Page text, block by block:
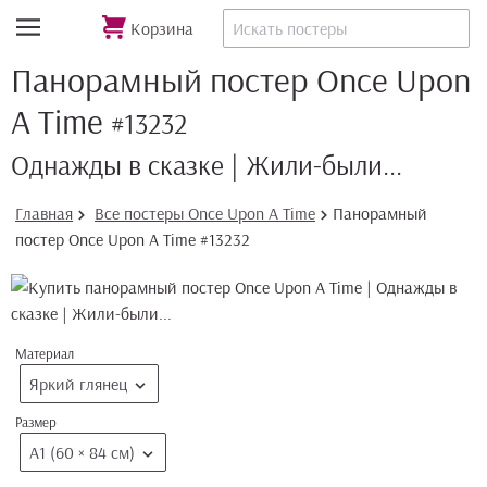
Корзина
Панорамный постер Once Upon
A Time #13232
Однажды в сказке | Жили-были...
Главная Все постеры Once Upon A Time
Панорамный
постер Once Upon A Time #13232
Материал
Яркий глянец
Размер
А1 (60 × 84 см)